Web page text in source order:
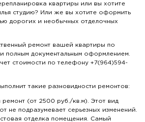
квартиры или вы хотите
студию? Или же вы хотите оформить
дорогих и необычных отделочных
ремонт вашей квартиры по
полным документальным оформлением.
стоимости по телефону +7(964)594-
такие разновидности ремонтов:
ремонт (от 2500 руб./кв.м). Этот вид
не подразумевает серьезных изменений.
отделка помещения. Самый